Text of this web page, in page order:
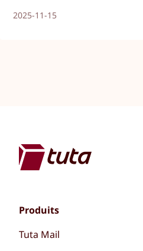
2025-11-15
Produits
Tuta Mail